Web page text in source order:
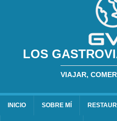
LOS
VIAJAR,
INICIO SOBRE MÍ